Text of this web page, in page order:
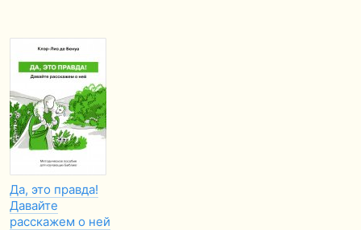
Да, это правда!
Давайте
расскажем о ней